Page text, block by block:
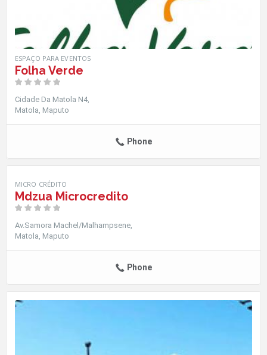
ESPAÇO PARA EVENTOS
Folha Verde
Cidade Da Matola N4
Matola Maputo
Phone
MICRO CRÉDITO
Mdzua Microcredito
Av.Samora Machel/Malhampsene
Matola Maputo
Phone